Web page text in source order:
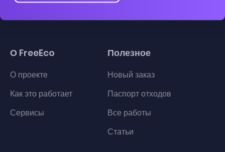
О FreeEco
О проекте
Как это работает
Сервисы
Полезное
Новый заказ
Паспорт отходов
Все работы
Статьи